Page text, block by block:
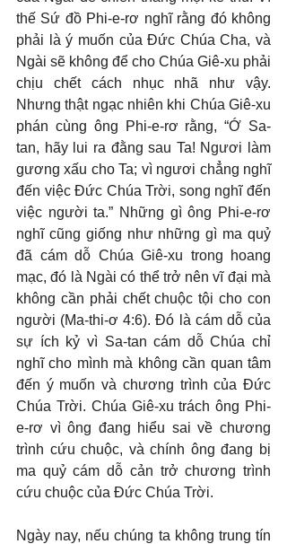
thế Sứ đồ Phi-e-rơ nghĩ rằng đó không
phải là ý muốn của Đức Chúa Cha, và
Ngài sẽ không để cho Chúa Giê-xu phải
chịu chết cách nhục nhã như vậy.
Nhưng thật ngạc nhiên khi Chúa Giê-xu
phán cùng ông Phi-e-rơ rằng, “Ớ Sa-
tan, hãy lui ra đằng sau Ta! Ngươi làm
gương xấu cho Ta; vì ngươi chẳng nghĩ
đến việc Đức Chúa Trời, song nghĩ đến
việc người ta.” Những gì ông Phi-e-rơ
nghĩ cũng giống như những gì ma quỷ
đã cám dỗ Chúa Giê-xu trong hoang
mạc, đó là Ngài có thể trở nên vĩ đại mà
không cần phải chết chuộc tội cho con
người (Ma-thi-ơ 4:6). Đó là cám dỗ của
sự ích kỷ vì Sa-tan cám dỗ Chúa chỉ
nghĩ cho mình mà không cần quan tâm
đến ý muốn và chương trình của Đức
Chúa Trời. Chúa Giê-xu trách ông Phi-
e-rơ vì ông đang hiểu sai về chương
trình cứu chuộc, và chính ông đang bị
ma quỷ cám dỗ cản trở chương trình
cứu chuộc của Đức Chúa Trời.
Ngày nay, nếu chúng ta không trung tín